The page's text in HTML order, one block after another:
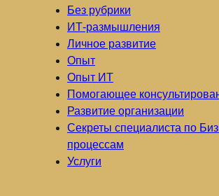
Без рубрики
ИТ-размышления
Личное развитие
Опыт
Опыт ИТ
Помогающее
Развитие организации
Секреты специалиста по
процессам
Услуги